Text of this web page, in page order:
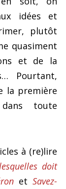
idées et
plutôt
quasiment
et de la
Pourtant,
la première
toute
à (re)lire
doit
etSavez-